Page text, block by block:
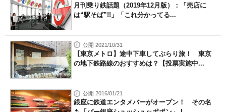
月刊乗り鉄話題（2019年12月版）：「売店に
は“駅そば”!!」「これ分かってる...
公開 2021/10/31
【東京メトロ】途中下車してぶらり旅！ 東京
の地下鉄路線のおすすめは？【投票実施中...
公開 2016/01/21
銀座に鉄道エンタメバーがオープン！ その名